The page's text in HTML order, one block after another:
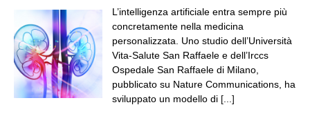
L’intelligenza artificiale entra sempre più
concretamente nella medicina
personalizzata. Uno studio dell’Università
Vita-Salute San Raffaele e dell’Irccs
Ospedale San Raffaele di Milano,
pubblicato su Nature Communications, ha
sviluppato un modello di [...]